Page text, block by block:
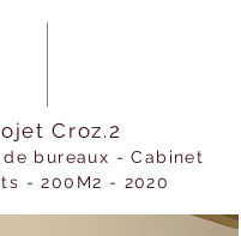
Croz.2
de bureaux - Cabinet
- 200M2 - 2020